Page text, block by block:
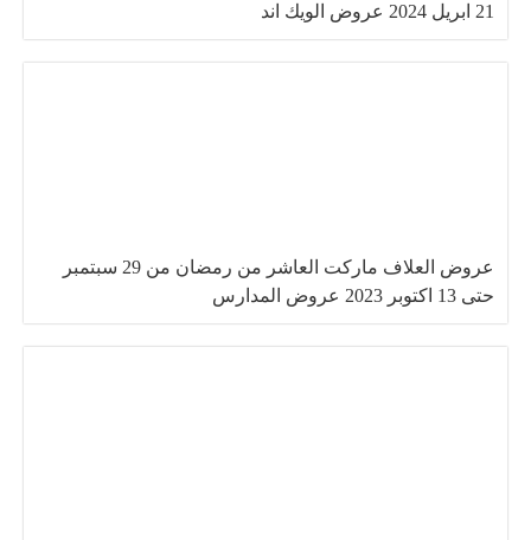
21 ابريل 2024 عروض الويك اند
عروض العلاف ماركت العاشر من رمضان من 29 سبتمبر
حتى 13 اكتوبر 2023 عروض المدارس